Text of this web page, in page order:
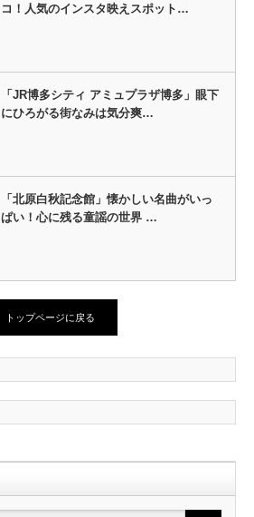
コ！人気のインスタ映えスポット…
「JR博多シティ アミュプラザ博多」眼下
にひろがる街なみは気分爽…
「北原白秋記念館」懐かしい名曲がいっ
ぱい！心に残る童謡の世界 …
トップページに戻る